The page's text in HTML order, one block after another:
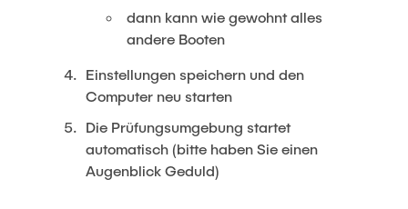
dann kann wie gewohnt alles
andere Booten
Einstellungen speichern und den
Computer neu starten
Die Prüfungsumgebung startet
automatisch (bitte haben Sie einen
Augenblick Geduld)